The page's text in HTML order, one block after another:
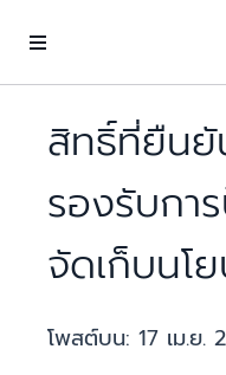
สิทธิ์ที่ยืนยั
รองรับกา
จัดเก็บนโ
โพสต์บน: 17 เม.ย.